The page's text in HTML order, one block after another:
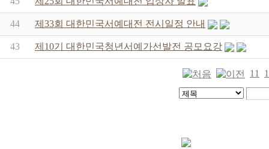
44 제33회 대한민국서예대전 전시일정 안내
43 제10기 대한민국청년서예가선발전 공모요강
11